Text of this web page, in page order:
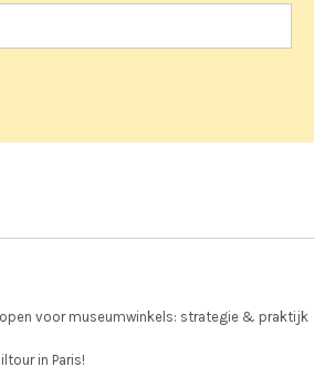
voor museumwinkels: strategie & praktijk
in Paris!